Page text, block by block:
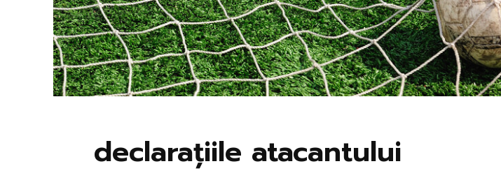
declarațiile atacantului